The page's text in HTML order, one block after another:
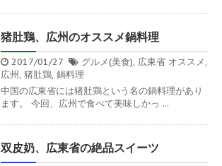
猪肚鶏、広州のオススメ鍋料理
2017/01/27 グルメ(美食), 広東省 オススメ,
広州, 猪肚鶏, 鍋料理
中国の広東省には猪肚鶏という名の鍋料理があり
ます。 今回、広州で食べて美味しかっ ...
双皮奶、広東省の絶品スイーツ